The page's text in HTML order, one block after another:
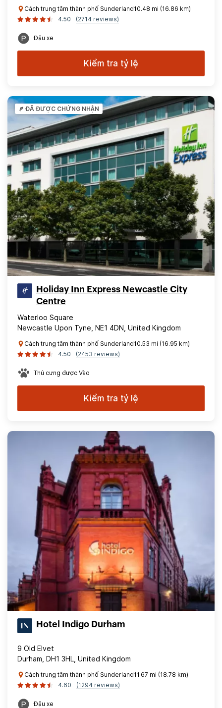
Cách trung tâm thành phố Sunderland10.48 mi (16.86 km)
4.50
(2714 reviews)
Đậu xe
Kiểm tra tỷ lệ
ĐÃ ĐƯỢC CHỨNG NHẬN
Holiday Inn Express Newcastle City
Centre
Waterloo Square
Newcastle Upon Tyne, NE1 4DN, United Kingdom
Cách trung tâm thành phố Sunderland10.53 mi (16.95 km)
4.50
(2453 reviews)
Thú cưng được Vào
Kiểm tra tỷ lệ
Hotel Indigo Durham
9 Old Elvet
Durham, DH1 3HL, United Kingdom
Cách trung tâm thành phố Sunderland11.67 mi (18.78 km)
4.60
(1294 reviews)
Đậu xe